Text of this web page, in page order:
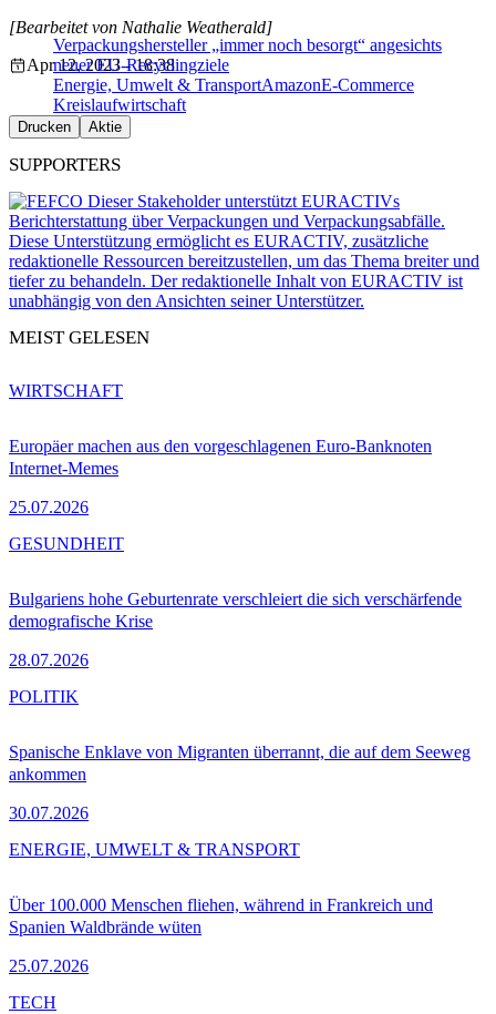
Verpackungshersteller „immer noch besorgt“ angesichts
neuer EU-Recyclingziele
[Bearbeitet von Nathalie Weatherald]
Apr 12, 2023 - 18:38
Energie, Umwelt & TransportAmazonE-Commerce
Kreislaufwirtschaft
Drucken Aktie
SUPPORTERS
Dieser Stakeholder unterstützt EURACTIVs
Berichterstattung über Verpackungen und Verpackungsabfälle.
Diese Unterstützung ermöglicht es EURACTIV, zusätzliche
redaktionelle Ressourcen bereitzustellen, um das Thema breiter und
tiefer zu behandeln. Der redaktionelle Inhalt von EURACTIV ist
unabhängig von den Ansichten seiner Unterstützer.
MEIST GELESEN
Europäer machen aus den vorgeschlagenen Euro-Banknoten
Internet-Memes
25.07.2026
WIRTSCHAFT
Bulgariens hohe Geburtenrate verschleiert die sich verschärfende
demografische Krise
28.07.2026
GESUNDHEIT
Spanische Enklave von Migranten überrannt, die auf dem Seeweg
ankommen
30.07.2026
POLITIK
Über 100.000 Menschen fliehen, während in Frankreich und
Spanien Waldbrände wüten
25.07.2026
ENERGIE, UMWELT & TRANSPORT
TECH